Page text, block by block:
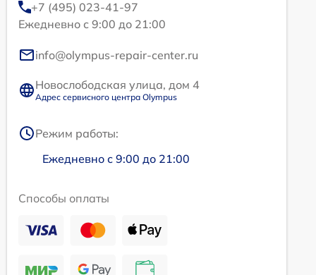
+7 (495) 023-41-97
Ежедневно с 9:00 до 21:00
info@olympus-repair-center.ru
Новослободская улица, дом 4
Адрес сервисного центра Olympus
Режим работы:
Ежедневно с 9:00 до 21:00
Способы оплаты